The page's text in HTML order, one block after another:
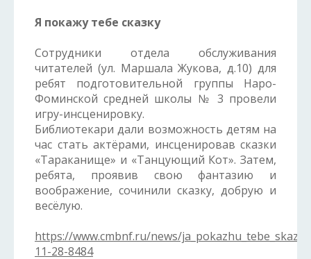
Я покажу тебе сказку
Сотрудники отдела обслуживания
читателей (ул. Маршала Жукова, д.10) для
ребят подготовительной группы Наро-
Фоминской средней школы № 3 провели
игру-инсценировку.
Библиотекари дали возможность детям на
час стать актёрами, инсценировав сказки
«Тараканище» и «Танцующий Кот». Затем,
ребята, проявив свою фантазию и
воображение, сочинили сказку, добрую и
весёлую.
https://www.cmbnf.ru/news/
11-28-8484